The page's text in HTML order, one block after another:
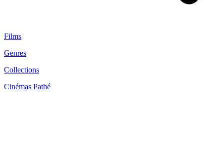
Films
Genres
Collections
Cinémas Pathé